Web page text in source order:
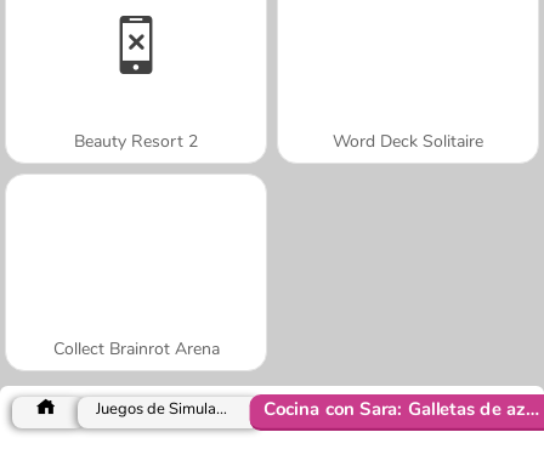
Beauty Resort 2 Word Deck Solitaire
Collect Brainrot Arena
Juegos de Simulación Cocina con Sara: Galletas de azúcar